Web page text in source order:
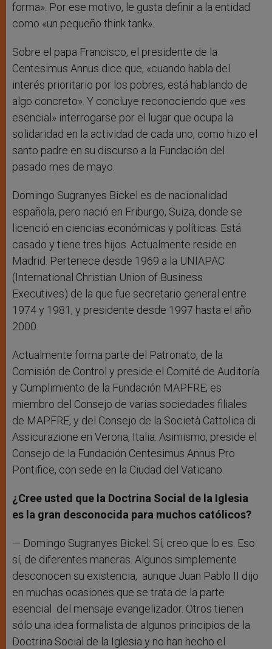
forma». Por ese motivo, le gusta definir a la entidad
como «un pequeño think tank».
Sobre el papa Francisco, el presidente de la
Centesimus Annus dice que, «cuando habla del
interés prioritario por los pobres, está hablando de
algo concreto». Y concluye reconociendo que «es
esencial» interrogarse por el lugar que ocupa la
solidaridad en la actividad de cada uno, como hizo el
santo padre en su discurso a la Fundación del
pasado mes de mayo.
Domingo Sugranyes Bickel es de nacionalidad
española, pero nació en Friburgo, Suiza, donde se
licenció en ciencias económicas y políticas. Está
casado y tiene tres hijos. Actualmente reside en
Madrid. Pertenece desde 1969 a la UNIAPAC
(International Christian Union of Business
Executives) de la que fue secretario general entre
1974 y 1981, y presidente desde 1997 hasta el año
2000.
Actualmente forma parte del Patronato, de la
Comisión de Control y preside el Comité de Auditoría
y Cumplimiento de la Fundación MAPFRE; es
miembro del Consejo de varias sociedades filiales
de MAPFRE, y del Consejo de la Società Cattolica di
Assicurazione en Verona, Italia. Asimismo, preside el
Consejo de la Fundación Centesimus Annus Pro
Pontifice, con sede en la Ciudad del Vaticano.
¿Cree usted que la Doctrina Social de la Iglesia
es la gran desconocida para muchos católicos?
— Domingo Sugranyes Bickel: Sí, creo que lo es. Eso
sí, de diferentes maneras. Algunos simplemente
desconocen su existencia, aunque Juan Pablo II dijo
en muchas ocasiones que se trata de la parte
esencial del mensaje evangelizador. Otros tienen
sólo una idea formalista de algunos principios de la
Doctrina Social de la Iglesia y no han hecho el